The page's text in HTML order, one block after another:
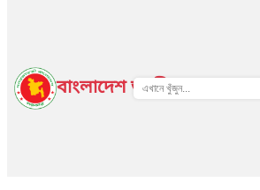
বাংলাদেশ জাতীয় তথ্য বাতায়ন